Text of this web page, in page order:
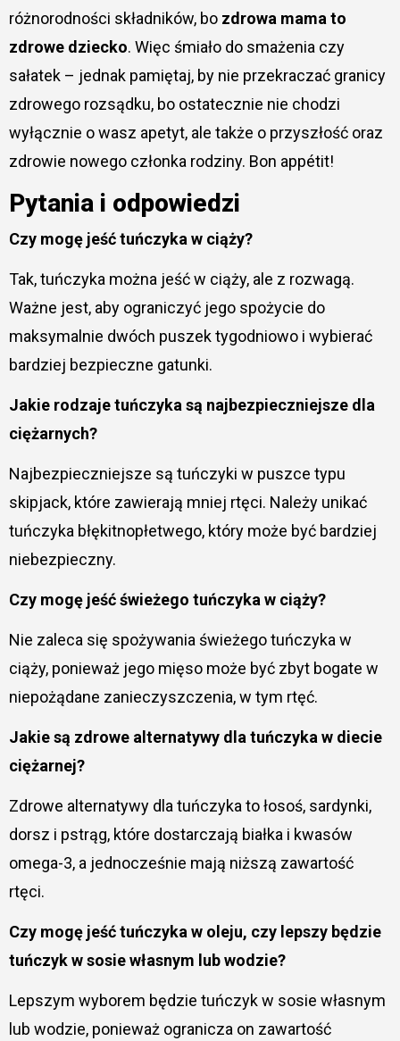
różnorodności składników, bo zdrowa mama to
zdrowe dziecko. Więc śmiało do smażenia czy
sałatek – jednak pamiętaj, by nie przekraczać granicy
zdrowego rozsądku, bo ostatecznie nie chodzi
wyłącznie o wasz apetyt, ale także o przyszłość oraz
zdrowie nowego członka rodziny. Bon appétit!
Pytania i odpowiedzi
Czy mogę jeść tuńczyka w ciąży?
Tak, tuńczyka można jeść w ciąży, ale z rozwagą.
Ważne jest, aby ograniczyć jego spożycie do
maksymalnie dwóch puszek tygodniowo i wybierać
bardziej bezpieczne gatunki.
Jakie rodzaje tuńczyka są najbezpieczniejsze dla
ciężarnych?
Najbezpieczniejsze są tuńczyki w puszce typu
skipjack, które zawierają mniej rtęci. Należy unikać
tuńczyka błękitnopłetwego, który może być bardziej
niebezpieczny.
Czy mogę jeść świeżego tuńczyka w ciąży?
Nie zaleca się spożywania świeżego tuńczyka w
ciąży, ponieważ jego mięso może być zbyt bogate w
niepożądane zanieczyszczenia, w tym rtęć.
Jakie są zdrowe alternatywy dla tuńczyka w diecie
ciężarnej?
Zdrowe alternatywy dla tuńczyka to łosoś, sardynki,
dorsz i pstrąg, które dostarczają białka i kwasów
omega-3, a jednocześnie mają niższą zawartość
rtęci.
Czy mogę jeść tuńczyka w oleju, czy lepszy będzie
tuńczyk w sosie własnym lub wodzie?
Lepszym wyborem będzie tuńczyk w sosie własnym
lub wodzie, ponieważ ogranicza on zawartość